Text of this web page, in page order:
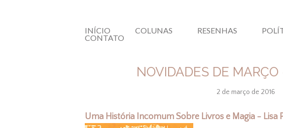
INÍCIO COLUNAS RESENHAS
CONTATO
NOVIDADES DE MARÇO
2 de março de 2016
Uma História Incomum Sobre Livros e Magia - Lisa